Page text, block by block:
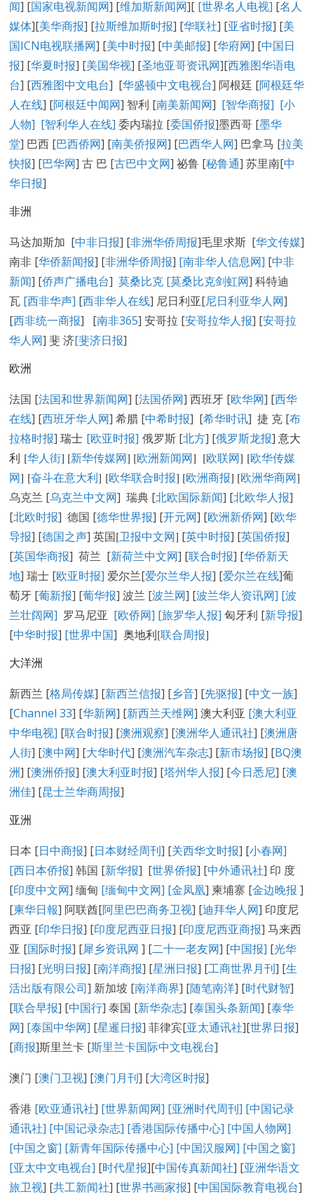
闻] [国家电视新闻网] [维加斯新闻网][ [世界名人电视] [名人
媒体][美华商报] [拉斯维加斯时报] [华联社] [亚省时报] [美
国ICN电视联播网] [美中时报] [中美邮报] [华府网] [中国日
报] [华夏时报] [美国华视] [圣地亚哥资讯网][西雅图华语电
台] [西雅图中文电台] [华盛顿中文电视台] 阿根廷 [阿根廷华
人在线] [阿根廷中闻网] 智利 [南美新闻网] [智华商报] [小
人物] [智利华人在线] 委内瑞拉 [委国侨报]墨西哥 [墨华
堂] 巴西 [巴西侨网] [南美侨报网] [巴西华人网] 巴拿马 [拉美
快报] [巴华网] 古 巴 [古巴中文网] 祕鲁 [秘鲁通] 苏里南[中
华日报]
非洲
马达加斯加 [中非日报] [非洲华侨周报]毛里求斯 [华文传媒]
南非 [华侨新闻报] [非洲华侨周报] [南非华人信息网] [中非
新闻] [侨声广播电台]莫桑比克 [莫桑比克剑虹网] 科特迪
瓦 [西非华声] [西非华人在线] 尼日利亚[尼日利亚华人网]
[西非统一商报] [南非365] 安哥拉 [安哥拉华人报] [安哥拉
华人网] 斐 济[斐济日报]
欧洲
法国 [法国和世界新闻网] [法国侨网] 西班牙 [欧华网] [西华
在线] [西班牙华人网] 希腊 [中希时报] [希华时讯] 捷 克 [布
拉格时报]瑞士 [欧亚时报] 俄罗斯 [北方] [俄罗斯龙报]意大
利 [华人街] [新华传媒网] [欧洲新闻网] [欧联网] [欧华传媒
网] [奋斗在意大利] [欧华联合时报] [欧洲商报] [欧洲华商网]
乌克兰 [乌克兰中文网] 瑞典 [北欧国际新闻] [北欧华人报]
[北欧时报] 德国 [德华世界报] [开元网] [欧洲新侨网] [欧华
导报] [德国之声] 英国[卫报中文网] [英中时报] [英国侨报]
[英国华商报] 荷兰 [新荷兰中文网] [联合时报] [华侨新天
地] 瑞士 [欧亚时报] 爱尔兰[爱尔兰华人报] [爱尔兰在线]葡
萄牙 [葡新报] [葡华报] 波兰 [波兰网] [波兰华人资讯网] [波
兰壮阔网] 罗马尼亚 [欧侨网] [旅罗华人报] 匈牙利 [新导报]
[中华时报] [世界中国] 奥地利[联合周报]
大洋洲
新西兰 [格局传媒] [新西兰信报] [乡音] [先驱报] [中文一族]
[Channel 33] [华新网] [新西兰天维网] 澳大利亚 [澳大利亚
中华电视] [联合时报] [澳洲观察] [澳洲华人通讯社] [澳洲唐
人街] [澳中网] [大华时代] [澳洲汽车杂志] [新市场报] [BQ澳
洲] [澳洲侨报] [澳大利亚时报] [塔州华人报] [今日悉尼] [澳
洲佳] [昆士兰华商周报]
亚洲
日本 [日中商报] [日本财经周刊] [关西华文时报] [小春网]
[西日本侨报] 韩国 [新华报] [世界侨报] [中外通讯社] 印 度
[印度中文网] 缅甸 [缅甸中文网] [金凤凰] 柬埔寨 [金边晚报 ]
[柬华日報] 阿联酋[阿里巴巴商务卫视] [迪拜华人网] 印度尼
西亚 [印华日报] [印度尼西亚日报] [印度尼西亚商报] 马来西
亚 [国际时报] [犀乡资讯网 ] [二十一老友网] [中国报] [光华
日报] [光明日报] [南洋商报] [星洲日报] [工商世界月刊] [生
活出版有限公司] 新加坡 [南洋商界] [随笔南洋] [时代财智]
[联合早报] [中国行] 泰国 [新华杂志] [泰国头条新闻] [泰华
网] [泰国中华网] [星暹日报] 菲律宾[亚太通讯社][世界日报]
[商报]斯里兰卡 [斯里兰卡国际中文电视台]
澳门 [澳门卫视] [澳门月刊] [大湾区时报]
香港 [欧亚通讯社] [世界新闻网] [亚洲时代周刊] [中国记录
通讯社] [中国记录杂志] [香港国际传播中心] [中国人物网]
[中国之窗] [新青年国际传播中心] [中国汉服网] [中国之窗]
[亚太中文电视台] [时代星报][中国传真新闻社] [亚洲华语文
旅卫视] [共工新闻社] [世界书画家报] [中国国际教育电视台]